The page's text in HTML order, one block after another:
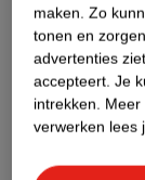
Nature
maken. Zo
tonen en
advertenties
accepteert. Je
intrekken. Meer
verwerken lees